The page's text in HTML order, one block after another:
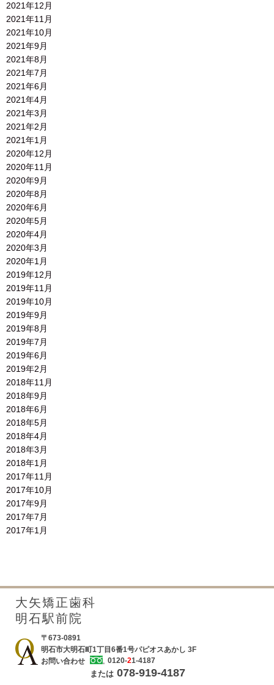
2021年12月
2021年11月
2021年10月
2021年9月
2021年8月
2021年7月
2021年6月
2021年4月
2021年3月
2021年2月
2021年1月
2020年12月
2020年11月
2020年9月
2020年8月
2020年6月
2020年5月
2020年4月
2020年3月
2020年1月
2019年12月
2019年11月
2019年10月
2019年9月
2019年8月
2019年7月
2019年6月
2019年2月
2018年11月
2018年9月
2018年6月
2018年5月
2018年4月
2018年3月
2018年1月
2017年11月
2017年10月
2017年9月
2017年7月
2017年1月
大矢矯正歯科
明石駅前院
〒673-0891
明石市大明石町1丁目6番1号パピオスあかし 3F
お問い合わせ
0120-21-4187
または 078-919-4187